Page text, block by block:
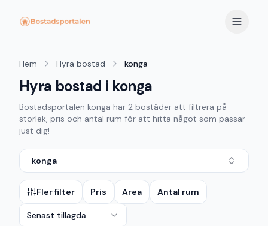
Hem Hyra bostad konga
Hyra bostad i konga
Bostadsportalen konga har 2 bostäder att filtrera på
storlek, pris och antal rum för att hitta något som passar
just dig!
konga
Fler filter Pris Area Antal rum
Senast tillagda